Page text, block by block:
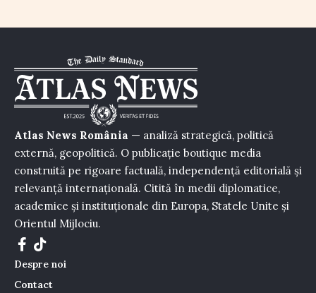
Atlas News România — analiză strategică, politică
externă, geopolitică. O publicație boutique media
construită pe rigoare factuală, independență editorială și
relevanță internațională. Citită în medii diplomatice,
academice și instituționale din Europa, Statele Unite și
Orientul Mijlociu.
Despre noi
Contact